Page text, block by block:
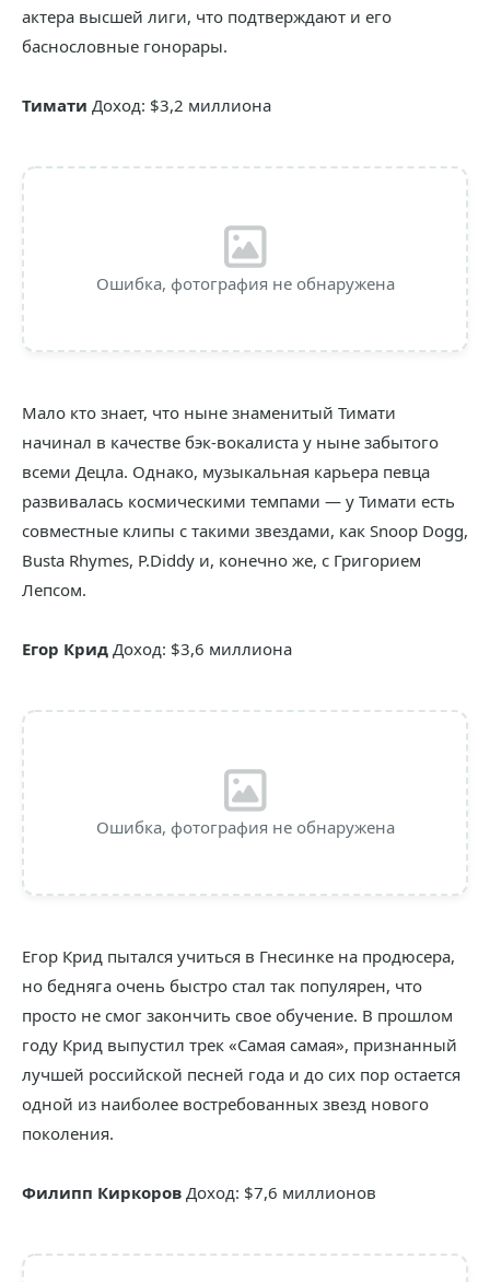
актера высшей лиги, что подтверждают и его
баснословные гонорары.
Тимати Доход: $3,2 миллиона
Ошибка, фотография не обнаружена
Мало кто знает, что ныне знаменитый Тимати
начинал в качестве бэк-вокалиста у ныне забытого
всеми Децла. Однако, музыкальная карьера певца
развивалась космическими темпами — у Тимати есть
совместные клипы с такими звездами, как Snoop Dogg,
Busta Rhymes, P.Diddy и, конечно же, с Григорием
Лепсом.
Егор Крид Доход: $3,6 миллиона
Ошибка, фотография не обнаружена
Егор Крид пытался учиться в Гнесинке на продюсера,
но бедняга очень быстро стал так популярен, что
просто не смог закончить свое обучение. В прошлом
году Крид выпустил трек «Самая самая», признанный
лучшей российской песней года и до сих пор остается
одной из наиболее востребованных звезд нового
поколения.
Филипп Киркоров Доход: $7,6 миллионов